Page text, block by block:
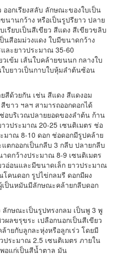
ออกเรียงสลับ ลักษณะของใบเป็น
านกว้าง หรือเป็นรูปรียาว ปลาย
รียบเป็นสีเขียว สีแดง สีเขียวขลิบ
นสีอมม่วงแดง ใบมีขนาดกว้าง
ละยาวประมาณ 35-60
เข้ม เส้นใบคล้ายขนนก กลางใบ
บยาวเป็นกาบใบหุ้มลำต้นซ้อน
สีด้วยกัน เช่น สีแดง สีแดงอม
ขาว ฯลฯ สามารถออกดอกได้
อบริเวณปลายยอดของลำต้น ก้าน
วประมาณ 20-25 เซนติเมตร ช่อ
มาณ 8-10 ดอก ช่อดอกมีรูปคล้าย
ตกออกเป็นกลีบ 3 กลีบ ปลายกลีบ
ดกว้างประมาณ 8-9 เซนติเมตร
วอ่อนและมีขนาดเล็ก ยาวประมาณ
โคนดอก รูปไข่กลมรี ดอกมีผง
เป็นหมันมีลักษณะคล้ายกลีบดอก
ลักษณะเป็นรูปทรงกลม เป็นพู 3 พู
ผลขรุขระ เปลือกนอกเป็นสีเขียว
ยกับลูกละหุ่งหรือลูกเร่ว โดยมี
ระมาณ 2.5 เซนติเมตร ภายใน
อแก่เป็นสีน้ำตาล มัน